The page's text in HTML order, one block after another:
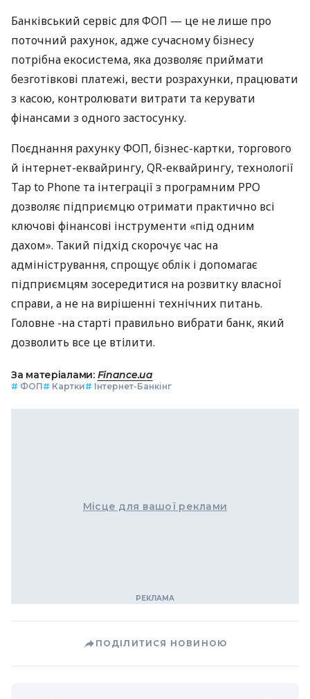
Банківський сервіс для ФОП — це не лише про
поточний рахунок, адже сучасному бізнесу
потрібна екосистема, яка дозволяє приймати
безготівкові платежі, вести розрахунки, працювати
з касою, контролювати витрати та керувати
фінансами з одного застосунку.
Поєднання рахунку ФОП, бізнес-картки, торгового
й інтернет-еквайрингу, QR-еквайрингу, технології
Tap to Phone та інтеграції з програмним РРО
дозволяє підприємцю отримати практично всі
ключові фінансові інструменти «під одним
дахом». Такий підхід скорочує час на
адміністрування, спрощує облік і допомагає
підприємцям зосередитися на розвитку власної
справи, а не на вирішенні технічних питань.
Головне -на старті правильно вибрати банк, який
дозволить все це втілити.
За матеріалами: Finance.ua
# ФОП# Картки# Інтернет-Банкінг
Місце для вашої реклами
ПОДІЛИТИСЯ НОВИНОЮ